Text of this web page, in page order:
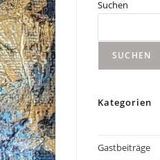
Suchen
SUCHEN
Kategorien
Gastbeiträge